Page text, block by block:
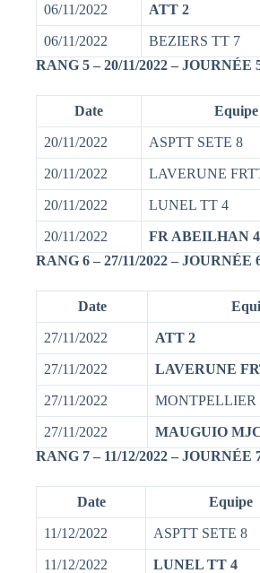
06/11/2022 ATT 2
06/11/2022 BEZIERS TT 7
RANG 5 – 20/11/2022 – JOURNÉE
Date Equipe
20/11/2022 ASPTT SETE 8
20/11/2022 LAVERUNE
20/11/2022 LUNEL TT 4
20/11/2022 FR ABEILHAN 4
RANG 6 – 27/11/2022 – JOURNÉE
Date
27/11/2022 ATT 2
27/11/2022 LAVERUNE
27/11/2022 MONTPELLIER
27/11/2022 MAUGUIO
RANG 7 – 11/12/2022 – JOURNÉE
Date Equipe
11/12/2022 ASPTT SETE 8
11/12/2022 LUNEL TT 4